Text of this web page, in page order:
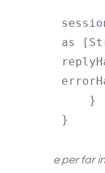
as
e per far